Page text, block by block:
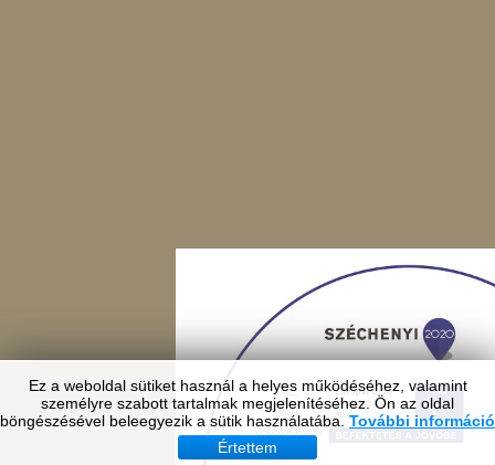
Ez a weboldal sütiket használ a helyes működéséhez, valamint
személyre szabott tartalmak megjelenítéséhez. Ön az oldal
böngészésével beleegyezik a sütik használatába. További információ
Értettem